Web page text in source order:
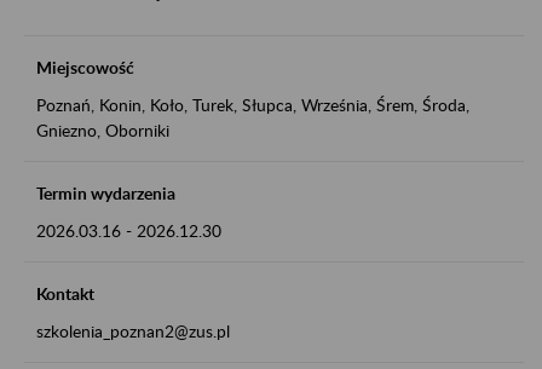
Miejscowość
Poznań, Konin, Koło, Turek, Słupca, Września, Śrem, Środa,
Gniezno, Oborniki
Termin wydarzenia
2026.03.16 - 2026.12.30
Kontakt
szkolenia_poznan2@zus.pl